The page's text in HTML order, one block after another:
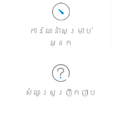
ការណែនាំសម្រាប់
អ្នក
សំណួរសួរញឹកញាប